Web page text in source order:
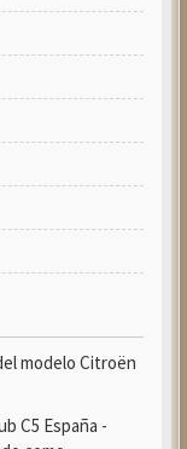
modelo Citroën
C5 España -